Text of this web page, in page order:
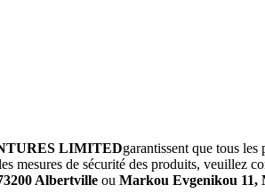
LIMITEDgarantissent que tous les
mesures de sécurité des produits, veuillez
Albertville ou Markou Evgenikou 11,